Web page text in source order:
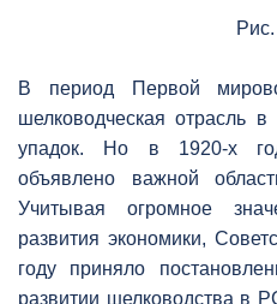
В период Первой
шелководческая отрасль
упадок. Но в 1920-х
объявлено важной
Учитывая огромное
развития экономики,
году приняло
развитии шелководства в